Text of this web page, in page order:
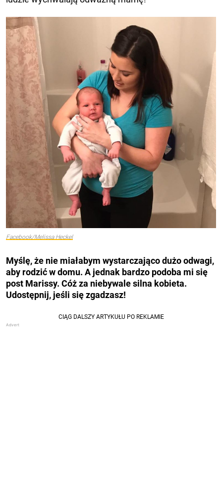
Facebook/Melissa Heckel
Myślę, że nie miałabym wystarczająco dużo odwagi,
aby rodzić w domu. A jednak bardzo podoba mi się
post Marissy. Cóż za niebywale silna kobieta.
Udostępnij, jeśli się zgadzasz!